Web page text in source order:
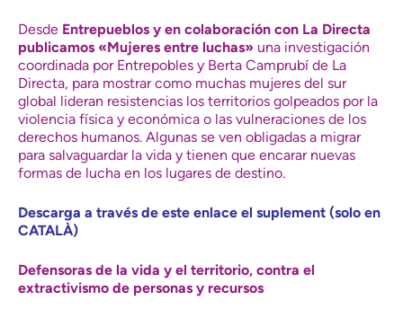
Desde Entrepueblos y en colaboración con La Directa
publicamos «Mujeres entre luchas» una investigación
coordinada por Entrepobles y Berta Camprubí de La
Directa, para mostrar como muchas mujeres del sur
global lideran resistencias los territorios golpeados por la
violencia física y económica o las vulneraciones de los
derechos humanos. Algunas se ven obligadas a migrar
para salvaguardar la vida y tienen que encarar nuevas
formas de lucha en los lugares de destino.
Descarga a través de este enlace el suplement (solo en
CATALÀ)
Defensoras de la vida y el territorio, contra el
extractivismo de personas y recursos